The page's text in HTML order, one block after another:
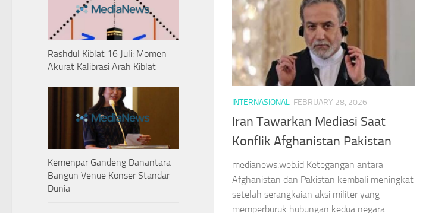
INTERNASIONAL FEBRUARY 28, 2026
Iran Tawarkan Mediasi Saat
Konflik Afghanistan Pakistan
medianews.web.id Ketegangan antara
Afghanistan dan Pakistan kembali meningkat
setelah serangkaian aksi militer yang
memperburuk hubungan kedua negara.
Rashdul Kiblat 16 Juli: Momen
Akurat Kalibrasi Arah Kiblat
Kemenpar Gandeng Danantara
Bangun Venue Konser Standar
Dunia